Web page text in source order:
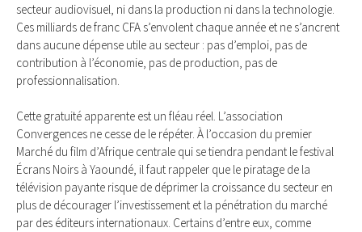
secteur audiovisuel, ni dans la production ni dans la technologie.
Ces milliards de franc CFA s’envolent chaque année et ne s’ancrent
dans aucune dépense utile au secteur : pas d’emploi, pas de
contribution à l’économie, pas de production, pas de
professionnalisation.
Cette gratuité apparente est un fléau réel. L’association
Convergences ne cesse de le répéter. À l’occasion du premier
Marché du film d’Afrique centrale qui se tiendra pendant le festival
Écrans Noirs à Yaoundé, il faut rappeler que le piratage de la
télévision payante risque de déprimer la croissance du secteur en
plus de décourager l’investissement et la pénétration du marché
par des éditeurs internationaux. Certains d’entre eux, comme